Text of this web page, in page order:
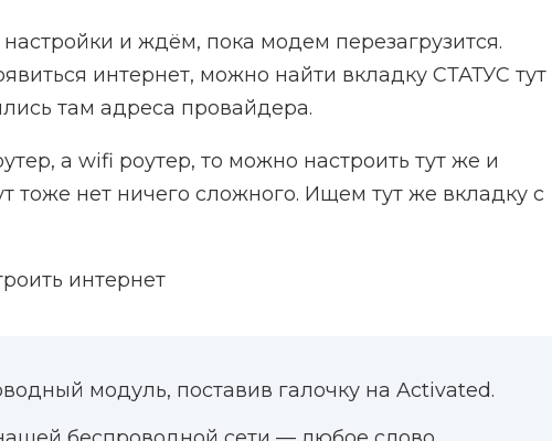
и ждём, пока модем перезагрузится.
интернет, можно найти вкладку СТАТУС тут
там адреса провайдера.
а wifi роутер, то можно настроить тут же и
тоже нет ничего сложного. Ищем тут же вкладку с
модуль, поставив галочку на Activated.